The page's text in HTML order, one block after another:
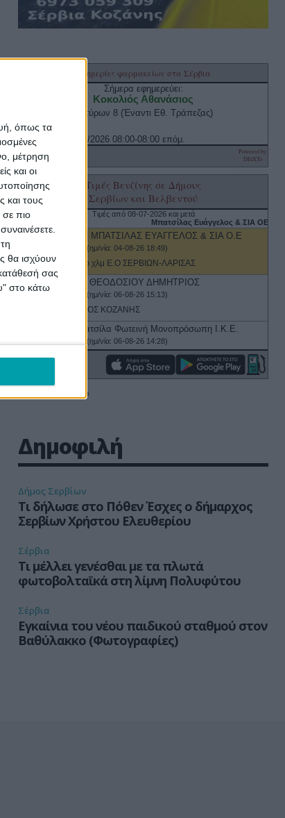
όπως τα
μέτρηση
και οι
και τους
πιο
θα ισχύουν
σας
στο κάτω
Δημοφιλή
Δήμος Σερβίων
Τι δήλωσε στο Πόθεν Έσχες ο δήμαρχος
Σερβίων Χρήστου Ελευθερίου
Σέρβια
Τι μέλλει γενέσθαι με τα πλωτά
φωτοβολταϊκά στη λίμνη Πολυφύτου
Σέρβια
Εγκαίνια του νέου παιδικού σταθμού στον
Βαθύλακκο (Φωτογραφίες)